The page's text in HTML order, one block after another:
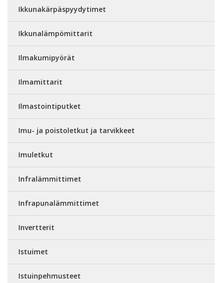
Ikkunakärpäspyydytimet
Ikkunalämpömittarit
Ilmakumipyörät
Ilmamittarit
Ilmastointiputket
Imu- ja poistoletkut ja tarvikkeet
Imuletkut
Infralämmittimet
Infrapunalämmittimet
Invertterit
Istuimet
Istuinpehmusteet